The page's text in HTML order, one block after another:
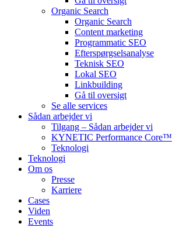
Organic Search
Organic Search
Content marketing
Programmatic SEO
Efterspørgselsanalyse
Teknisk SEO
Lokal SEO
Linkbuilding
Gå til oversigt
Se alle services
Sådan arbejder vi
Tilgang – Sådan arbejder vi
KYNETIC Performance Core™
Teknologi
Teknologi
Om os
Presse
Karriere
Cases
Viden
Events